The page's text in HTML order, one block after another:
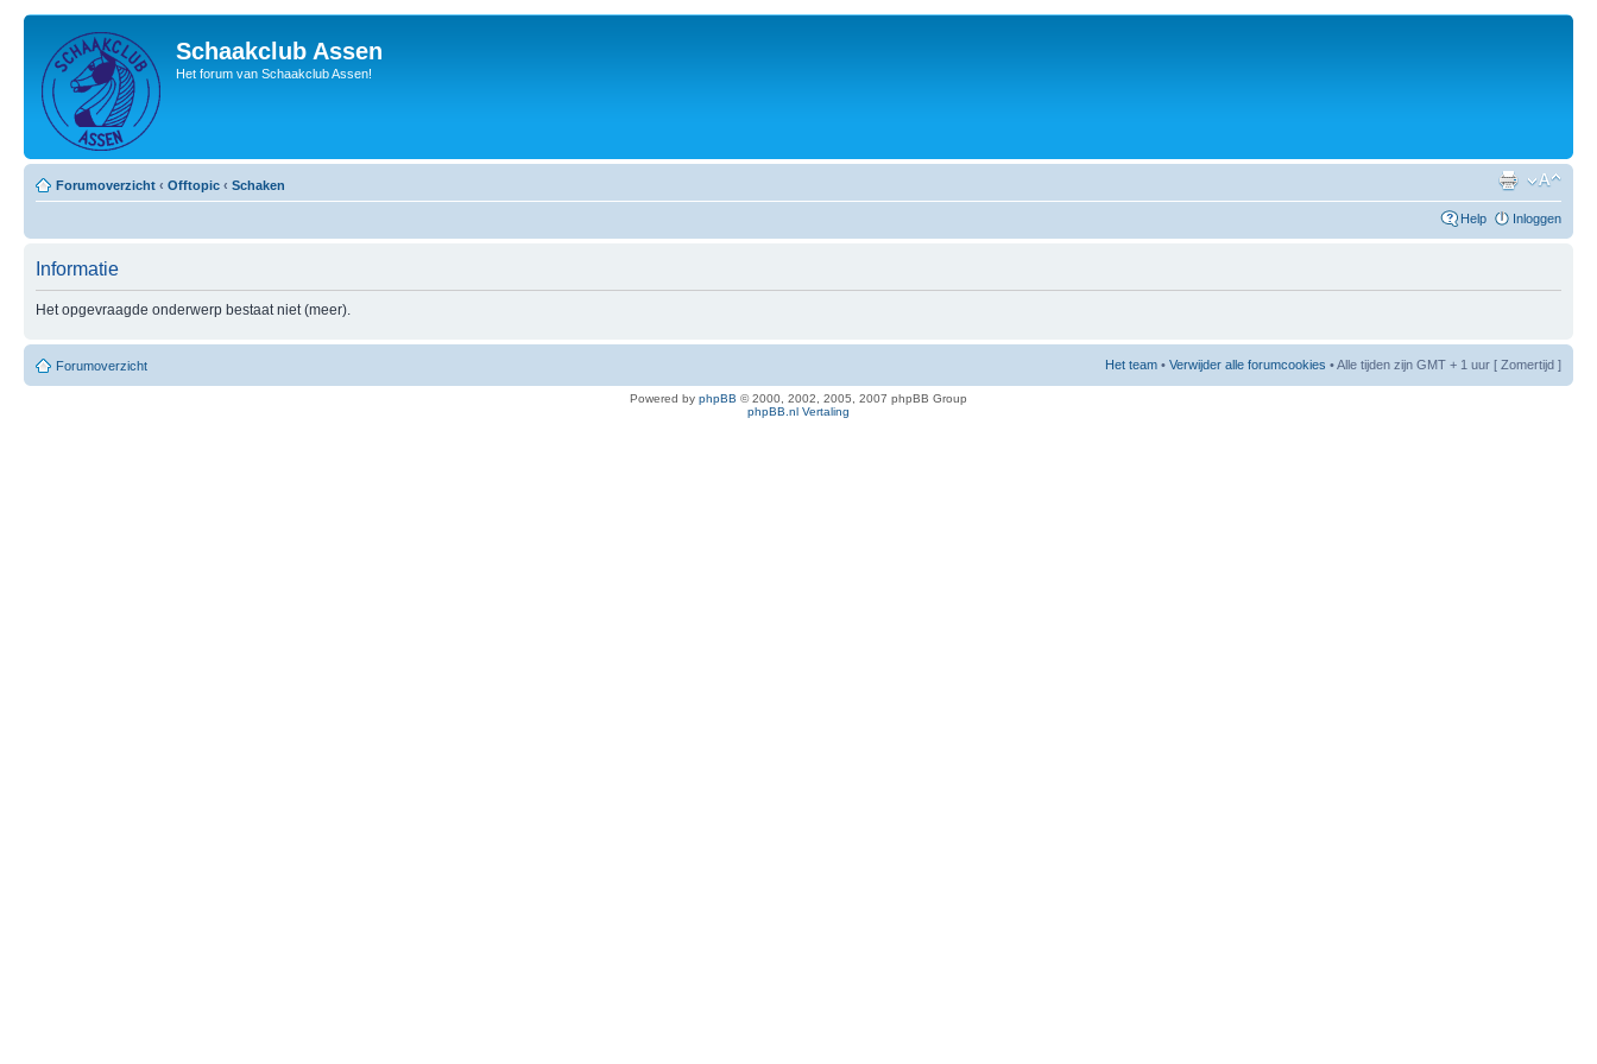
Schaakclub Assen
Het forum van Schaakclub Assen!
Forumoverzicht ‹ Offtopic ‹ Schaken
Help Inloggen
Informatie
Het opgevraagde onderwerp bestaat niet (meer).
Forumoverzicht Het team • Verwijder alle forumcookies • Alle tijden zijn GMT + 1 uur [ Zomertijd ]
Powered by phpBB © 2000, 2002, 2005, 2007 phpBB Group
phpBB.nl Vertaling